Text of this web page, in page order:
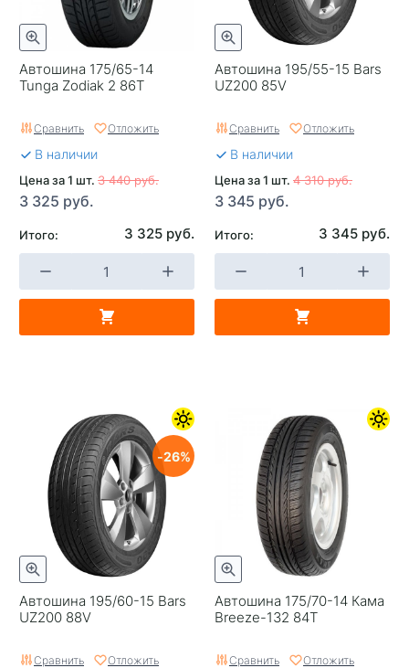
Автошина 175/65-14
Tunga Zodiak 2 86T
Сравнить Отложить
В наличии
Цена за 1 шт. 3 440 руб.
3 325 руб.
Итого: 3 325 руб.
Автошина 195/55-15 Bars
UZ200 85V
Сравнить Отложить
В наличии
Цена за 1 шт. 4 310 руб.
3 345 руб.
Итого: 3 345 руб.
Автошина 195/60-15 Bars
UZ200 88V
26
Сравнить Отложить
Автошина 175/70-14 Кама
Breeze-132 84T
Сравнить Отложить